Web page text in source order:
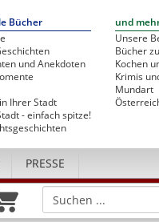
Bücher
und Anekdoten
Ihrer Stadt
- einfach spitze!
und
Unsere
Bücher
Kochen
Krimis
Mundart
PRESSE